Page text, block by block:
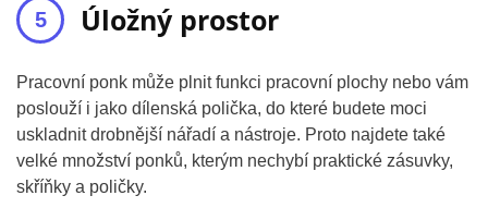
Úložný prostor
Pracovní ponk může plnit funkci pracovní plochy nebo vám
poslouží i jako dílenská polička, do které budete moci
uskladnit drobnější nářadí a nástroje. Proto najdete také
velké množství ponků, kterým nechybí praktické zásuvky,
skříňky a poličky.